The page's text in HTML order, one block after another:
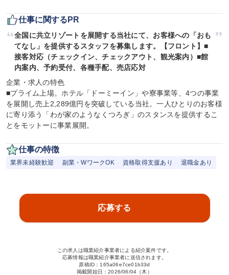
仕事に関するPR
全国に共立リゾートを展開する当社にて、お客様への「おも
てなし」を提供するスタッフを募集します。【フロント】■
接客対応（チェックイン、チェックアウト、観光案内）■館
内案内、予約受付、各種手配、売店応対
企業・求人の特色
■プライム上場。ホテル「ドーミーイン」や寮事業等、4つの事業
を展開し売上2,289億円を突破している当社。一人ひとりのお客様
に寄り添う「わが家のようなくつろぎ」のスタンスを提供するこ
とをモットーに事業展開。
仕事の特徴
業界未経験歓迎 副業・WワークOK 資格取得支援あり 退職金あり
応募する
この求人は職業紹介事業者による紹介案件です。
応募情報は職業紹介事業者に送信されます。
原稿ID： 165a06e7ce01b33d
掲載開始日：2026/06/04（木）